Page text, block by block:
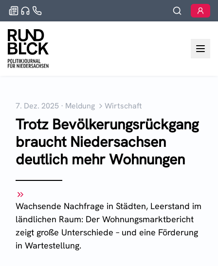
7. Dez. 2025 · Meldung Wirtschaft
Trotz Bevölkerungsrückgang
braucht Niedersachsen
deutlich mehr Wohnungen
Wachsende Nachfrage in Städten, Leerstand im
ländlichen Raum: Der Wohnungsmarktbericht
zeigt große Unterschiede – und eine Förderung
in Wartestellung.